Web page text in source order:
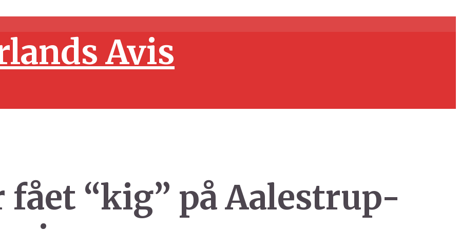
“kig” på Aalestrup-